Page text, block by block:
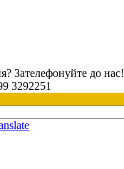
Зателефонуйте до нас!
3292251